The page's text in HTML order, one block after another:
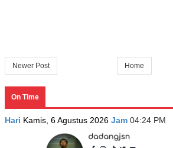
Newer Post Home
On Time
Hari Kamis, 6 Agustus 2026 Jam 04:24 PM